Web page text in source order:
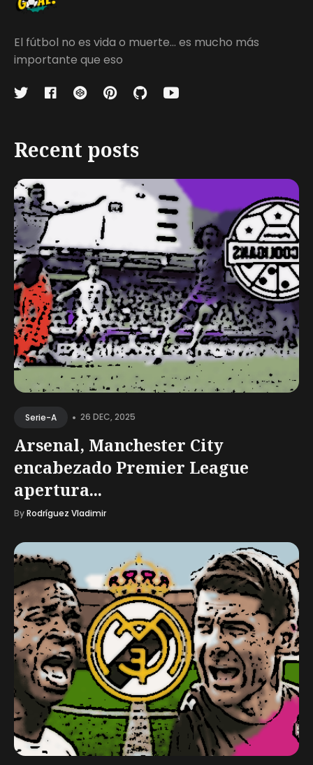
El fútbol no es vida o muerte... es mucho más
importante que eso
Recent posts
Serie-A • 26 DEC, 2025
Arsenal, Manchester City
encabezado Premier League
apertura...
ByRodríguez Vladimir